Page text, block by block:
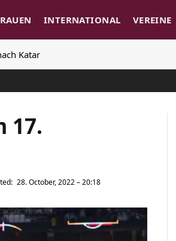
INTERNATIONAL VEREINE
Katar
17.
28. October, 2022 – 20:18